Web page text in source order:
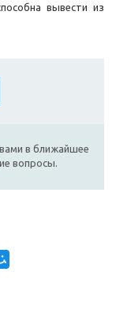
вывести из
в ближайшее
вопросы.